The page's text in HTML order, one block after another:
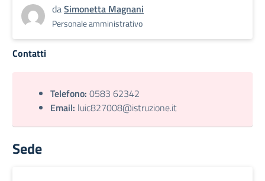
daSimonetta Magnani
Personale amministrativo
Contatti
Telefono: 0583 62342
Email: luic827008@istruzione.it
Sede